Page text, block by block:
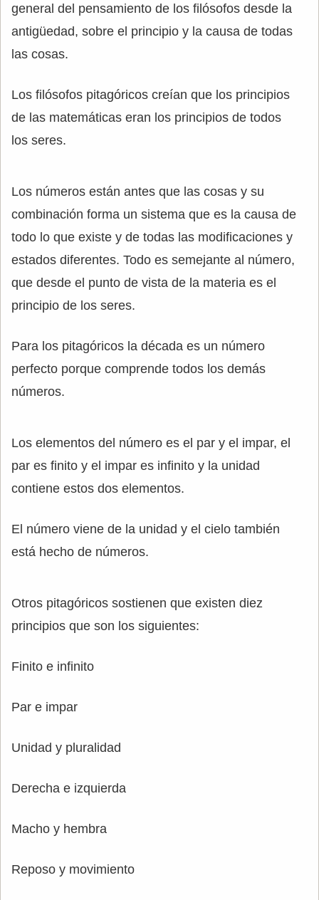
general del pensamiento de los filósofos desde la
antigüedad, sobre el principio y la causa de todas
las cosas.
Los filósofos pitagóricos creían que los principios
de las matemáticas eran los principios de todos
los seres.
Los números están antes que las cosas y su
combinación forma un sistema que es la causa de
todo lo que existe y de todas las modificaciones y
estados diferentes. Todo es semejante al número,
que desde el punto de vista de la materia es el
principio de los seres.
Para los pitagóricos la década es un número
perfecto porque comprende todos los demás
números.
Los elementos del número es el par y el impar, el
par es finito y el impar es infinito y la unidad
contiene estos dos elementos.
El número viene de la unidad y el cielo también
está hecho de números.
Otros pitagóricos sostienen que existen diez
principios que son los siguientes:
Finito e infinito
Par e impar
Unidad y pluralidad
Derecha e izquierda
Macho y hembra
Reposo y movimiento